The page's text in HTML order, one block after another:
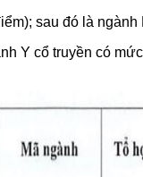
sau đó là
Y cổ truyền có